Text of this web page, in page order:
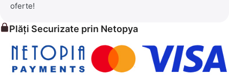
oferte!
Plăți Securizate prin Netopya